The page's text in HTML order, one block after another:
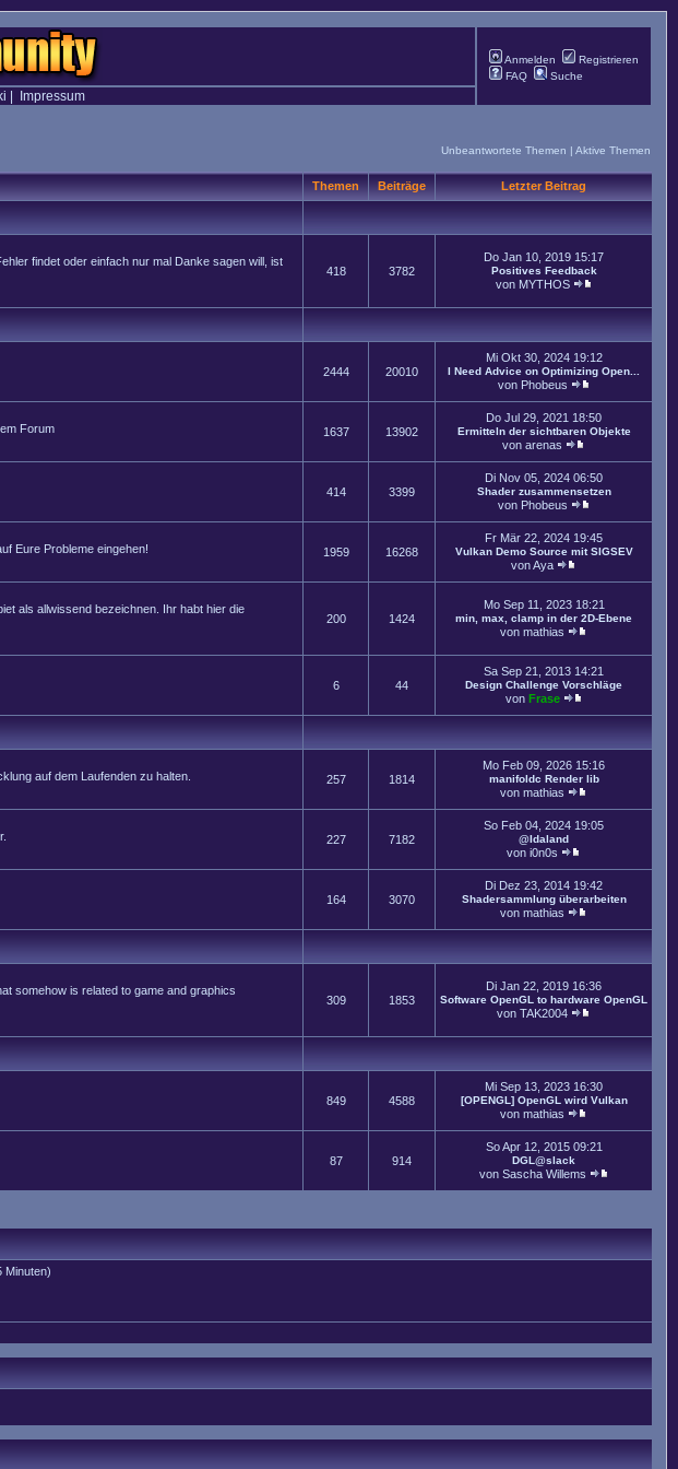
Anmelden
Registrieren
FAQ
Suche
Impressum
Unbeantwortete Themen | Aktive Themen
Themen Beiträge Letzter Beitrag
findet oder einfach nur mal Danke sagen will, ist
418 3782
Do Jan 10, 2019 15:17
Positives Feedback
von MYTHOS
2444 20010
Mi Okt 30, 2024 19:12
I Need Advice on Optimizing Open...
von Phobeus
Forum
1637 13902
Do Jul 29, 2021 18:50
Ermitteln der sichtbaren Objekte
von arenas
414 3399
Di Nov 05, 2024 06:50
Shader zusammensetzen
von Phobeus
Eure Probleme eingehen!
1959 16268
Fr Mär 22, 2024 19:45
Vulkan Demo Source mit SIGSEV
vonAya
als allwissend bezeichnen. Ihr habt hier die
200 1424
Mo Sep 11, 2023 18:21
min, max, clamp in der 2D-Ebene
von mathias
6 44
Sa Sep 21, 2013 14:21
Design Challenge Vorschläge
von Frase
auf dem Laufenden zu halten.
257 1814
Mo Feb 09, 2026 15:16
manifoldc Render lib
von mathias
227 7182
So Feb 04, 2024 19:05
@Idaland
von i0n0s
164 3070
Di Dez 23, 2014 19:42
Shadersammlung überarbeiten
von mathias
somehow is related to game and graphics
309 1853
Di Jan 22, 2019 16:36
Software OpenGL to hardware OpenGL
von TAK2004
849 4588
Mi Sep 13, 2023 16:30
[OPENGL] OpenGL wird Vulkan
von mathias
87 914
So Apr 12, 2015 09:21
DGL@slack
von Sascha Willems
Minuten)